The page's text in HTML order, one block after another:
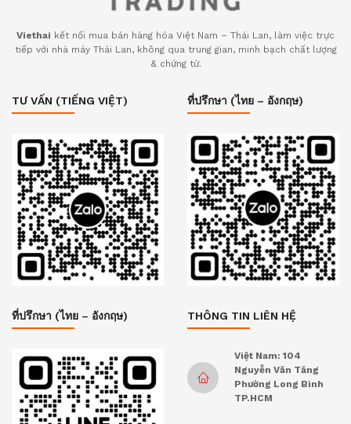
Viethai kết nối mua bán hàng hóa Việt Nam – Thái Lan, làm việc trực
tiếp với nhà máy Thái Lan, không qua trung gian, minh bạch chất lượng
& chứng từ.
TƯ VẤN (TIẾNG VIỆT) ที่ปรึกษา (ไทย – อังกฤษ)
ที่ปรึกษา (ไทย – อังกฤษ) THÔNG TIN LIÊN HỆ
Việt Nam: 104
Nguyễn Văn Tăng
Phường Long Bình
TP.HCM